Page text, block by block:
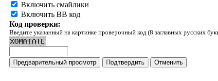
Включить смайлики
Включить BB код
Код проверки:
Введите указанный на картинке проверочный код (8 заглавных русских